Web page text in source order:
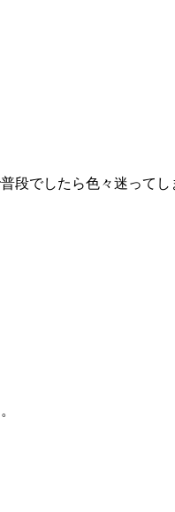
でしたら色々迷ってし